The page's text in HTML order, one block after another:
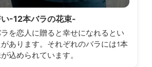
-12本バラの花束-
を恋人に贈ると幸せになれるとい
あります。それぞれのバラには1本
込められています。